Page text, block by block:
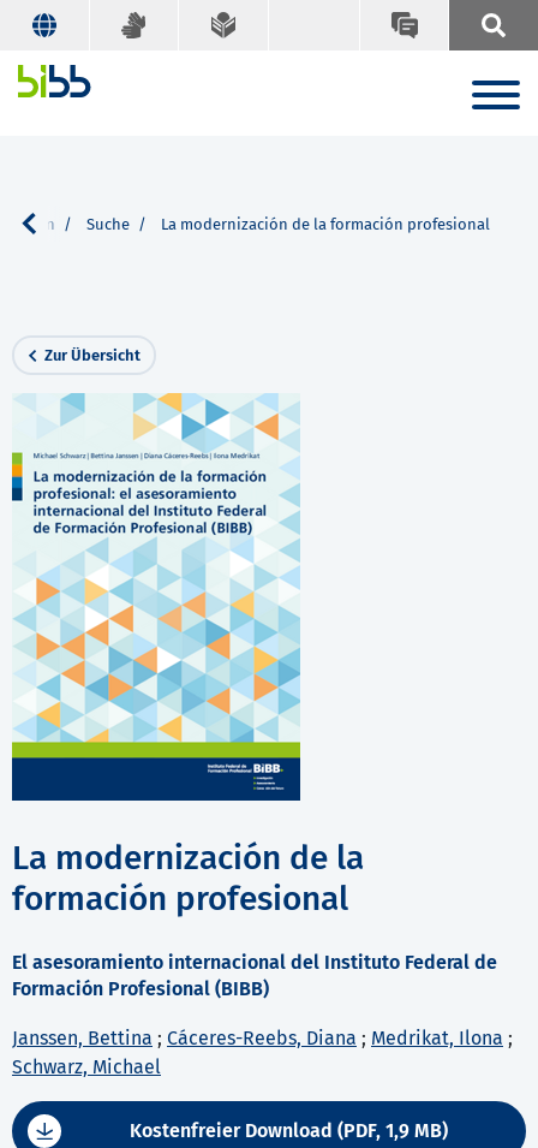
Suche La modernización de la formación profesional
Zur Übersicht
La modernización de la
formación profesional
El asesoramiento internacional del Instituto Federal de
Formación Profesional (BIBB)
Janssen, Bettina ; Cáceres-Reebs, Diana ; Medrikat, Ilona ;
Schwarz, Michael
Kostenfreier Download (PDF, 1,9 MB)